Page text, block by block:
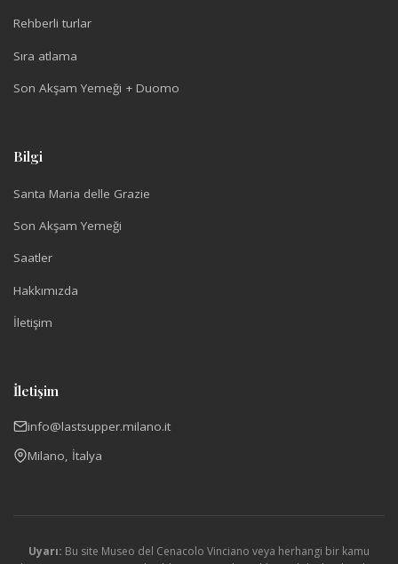
Rehberli turlar
Sıra atlama
Son Akşam Yemeği + Duomo
Bilgi
Santa Maria delle Grazie
Son Akşam Yemeği
Saatler
Hakkımızda
İletişim
İletişim
info@lastsupper.milano.it
Milano, İtalya
Uyarı: Bu site Museo del Cenacolo Vinciano veya herhangi bir kamu